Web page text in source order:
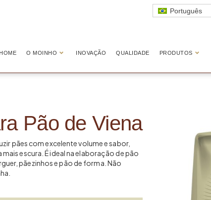
Português
HOME O MOINHO INOVAÇÃO QUALIDADE PRODUTOS
Pão de Viena
pães com excelente volume e sabor,
escura. É ideal na elaboração de pão
pãezinhos e pão de forma. Não